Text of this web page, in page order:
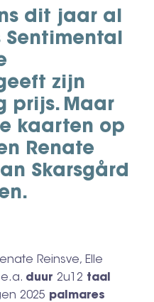
dit jaar al
Sentimental
zijn
prijs. Maar
kaarten op
Renate
Skarsgård
Reinsve, Elle
e.a. duur 2u12 taal
2025 palmares